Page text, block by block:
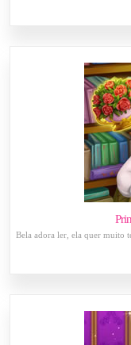
Bela adora ler, ela quer muito